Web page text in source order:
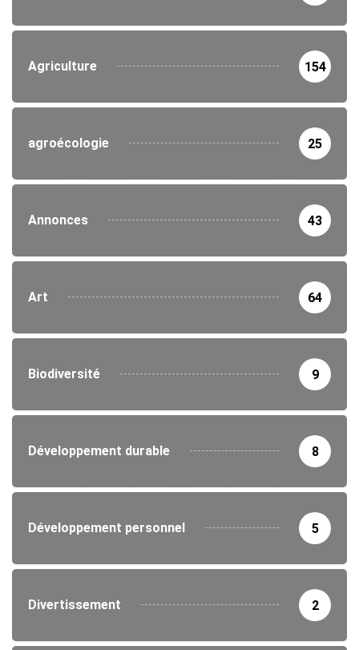
Agriculture 154
agroécologie 25
Annonces 43
Art 64
Biodiversité 9
Développement durable 8
Développement personnel 5
Divertissement 2